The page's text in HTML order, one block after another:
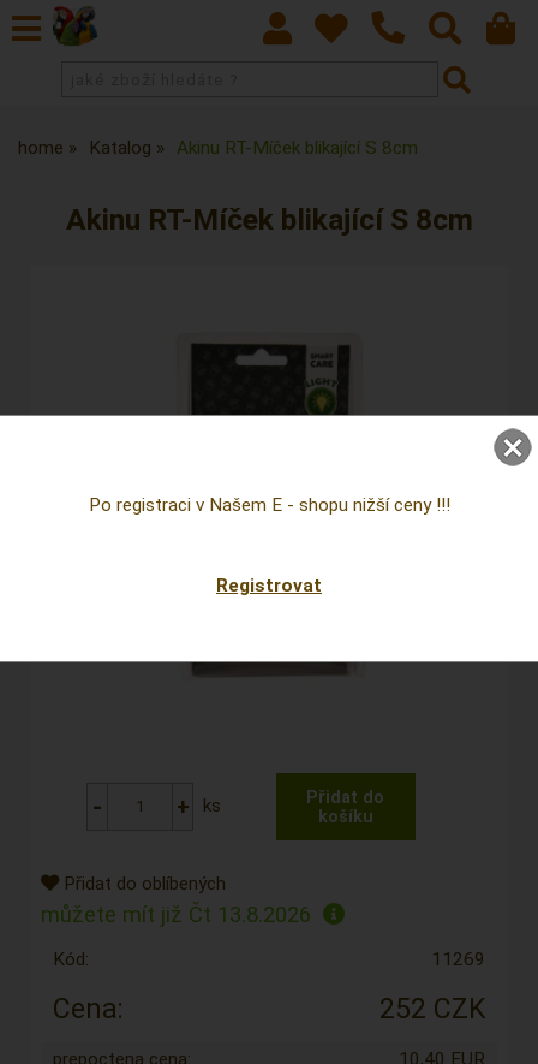
home Katalog Akinu RT-Míček blikající S 8cm
Akinu RT-Míček blikající S 8cm
ks
Přidat do oblíbených
můžete mít již Čt 13.8.2026
Kód: 11269
Cena: 252 CZK
prepoctena cena:
10,40 EUR
Po registraci v Našem E - shopu nižší ceny !!!
Registrovat